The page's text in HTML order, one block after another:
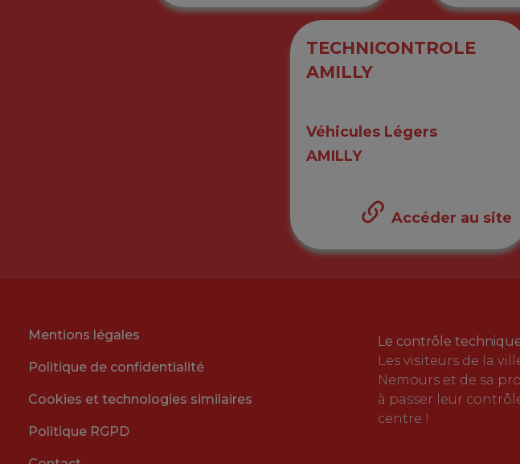
TECHNICONTROLE
AMILLY
Véhicules Légers
AMILLY
Accéder au site
Mentions légales
Politique de confidentialité
Cookies et technologies similaires
Politique RGPD
Le contrôle
Les visiteurs de la
Nemours et de sa
à passer leur
centre !